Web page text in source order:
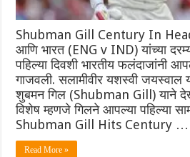
Shubman Gill Century In
आणि भारत (ENG v IND) यांच्या
पहिल्या दिवशी भारतीय फलंदाजांनी
गाजवली. सलामीवीर यशस्वी जयस्वाल
शुबमन गिल (Shubman Gill) याने
विशेष म्हणजे गिलने आपल्या पहिल्या
Shubman Gill Hits Century …
Read More »